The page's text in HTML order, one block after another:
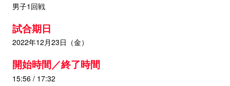
男子1回戦
試合期日
2022年12月23日（金）
開始時間／終了時間
15:56 / 17:32